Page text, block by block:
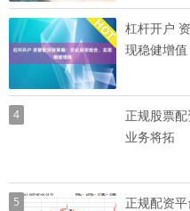
杠杆开户
现稳健增值
4
正规股票配
业务将拓
5
正规配资平台 “寒王”领衔！一众A股公